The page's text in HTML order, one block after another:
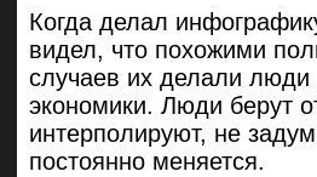
Когда делал
видел, что похожими
случаев их делали
экономики. Люди берут
интерполируют, не
постоянно меняется.